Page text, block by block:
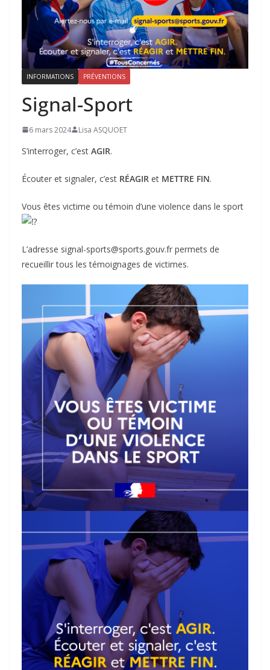
INFORMATIONS PRÉVENTIONS
Signal-Sport
6 mars 2024 Lisa ASQUOET
S’interroger, c’est AGIR.
Écouter et signaler, c’est RÉAGIR et METTRE FIN.
Vous êtes victime ou témoin d’une violence dans le sport
L’adresse signal-sports@sports.gouv.fr permets de
recueillir tous les témoignages de victimes.